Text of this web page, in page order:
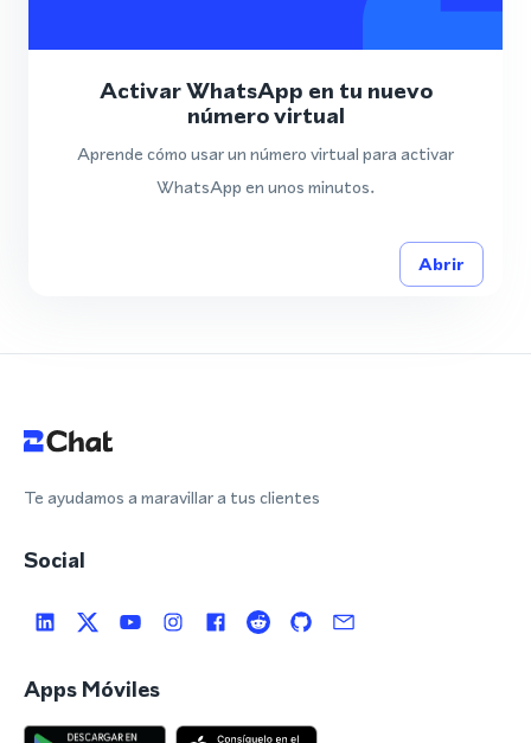
Activar WhatsApp en tu nuevo
número virtual
Aprende cómo usar un número virtual para activar
WhatsApp en unos minutos.
Abrir
Te ayudamos a maravillar a tus clientes
Social
Apps Móviles